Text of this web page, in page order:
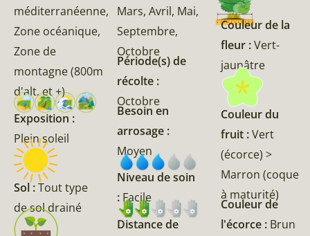
méditerranéenne,
Zone océanique,
Zone de
montagne (800m
d'alt. et +)
Exposition :
Plein soleil
Sol :Tout type
de sol drainé
Mars, Avril, Mai,
Septembre,
Octobre
Période(s) de
récolte :
Octobre
Besoin en
arrosage :
Moyen
Niveau de soin
: Facile
Distance de
Couleur de la
fleur :Vert-
jaunâtre
Couleur du
fruit :Vert
(écorce) >
Marron (coque
à maturité)
Couleur de
l'écorce : Brun